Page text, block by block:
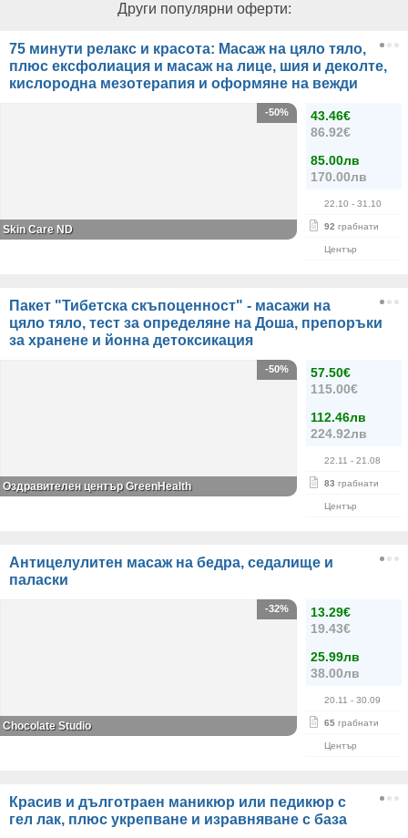
Други популярни оферти:
75 минути релакс и красота: Масаж на цяло тяло,
плюс ексфолиация и масаж на лице, шия и деколте,
кислородна мезотерапия и оформяне на вежди
43.46€
86.92€
85.00лв
170.00лв
22.10 - 31.10
92 грабнати
Център
-50%
Skin Care ND
Пакет "Тибетска скъпоценност" - масажи на
цяло тяло, тест за определяне на Доша, препоръки
за хранене и йонна детоксикация
57.50€
115.00€
112.46лв
224.92лв
22.11 - 21.08
83 грабнати
Център
-50%
Оздравителен център GreenHealth
Антицелулитен масаж на бедра, седалище и
паласки
13.29€
19.43€
25.99лв
38.00лв
20.11 - 30.09
65 грабнати
Център
-32%
Chocolate Studio
Красив и дълготраен маникюр или педикюр с
гел лак, плюс укрепване и изравняване с база